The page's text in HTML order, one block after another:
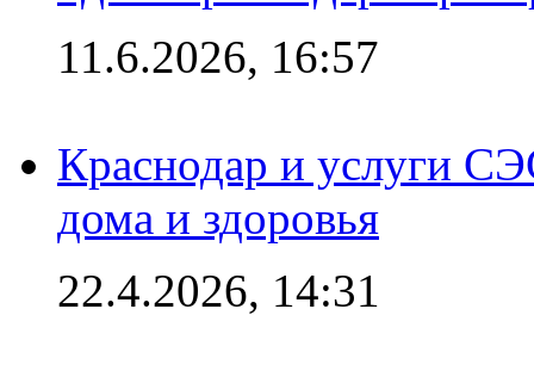
11.6.2026, 16:57
Краснодар и услуги
дома и здоровья
22.4.2026, 14:31